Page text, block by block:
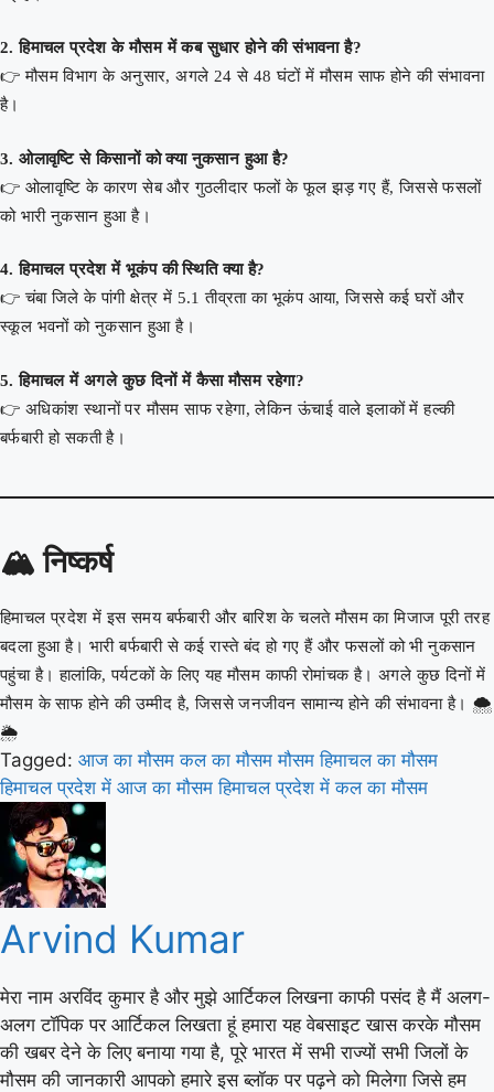
2. हिमाचल प्रदेश के मौसम में कब सुधार होने की संभावना है?
👉 मौसम विभाग के अनुसार, अगले 24 से 48 घंटों में मौसम साफ होने की संभावना
है।
3. ओलावृष्टि से किसानों को क्या नुकसान हुआ है?
👉 ओलावृष्टि के कारण सेब और गुठलीदार फलों के फूल झड़ गए हैं, जिससे फसलों
को भारी नुकसान हुआ है।
4. हिमाचल प्रदेश में भूकंप की स्थिति क्या है?
👉 चंबा जिले के पांगी क्षेत्र में 5.1 तीव्रता का भूकंप आया, जिससे कई घरों और
स्कूल भवनों को नुकसान हुआ है।
5. हिमाचल में अगले कुछ दिनों में कैसा मौसम रहेगा?
👉 अधिकांश स्थानों पर मौसम साफ रहेगा, लेकिन ऊंचाई वाले इलाकों में हल्की
बर्फबारी हो सकती है।
🏔️निष्कर्ष
हिमाचल प्रदेश में इस समय बर्फबारी और बारिश के चलते मौसम का मिजाज पूरी तरह
बदला हुआ है। भारी बर्फबारी से कई रास्ते बंद हो गए हैं और फसलों को भी नुकसान
पहुंचा है। हालांकि, पर्यटकों के लिए यह मौसम काफी रोमांचक है। अगले कुछ दिनों में
मौसम के साफ होने की उम्मीद है, जिससे जनजीवन सामान्य होने की संभावना है। 🌨️
🌦️
Tagged: आज का मौसम कल का मौसम मौसम हिमाचल का मौसम
हिमाचल प्रदेश में आज का मौसम हिमाचल प्रदेश में कल का मौसम
Arvind Kumar
मेरा नाम अरविंद कुमार है और मुझे आर्टिकल लिखना काफी पसंद है मैं अलग-
अलग टॉपिक पर आर्टिकल लिखता हूं हमारा यह वेबसाइट खास करके मौसम
की खबर देने के लिए बनाया गया है, पूरे भारत में सभी राज्यों सभी जिलों के
मौसम की जानकारी आपको हमारे इस ब्लॉक पर पढ़ने को मिलेगा जिसे हम